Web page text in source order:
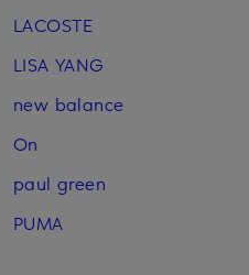
LACOSTE
LISA YANG
new balance
On
paul green
PUMA